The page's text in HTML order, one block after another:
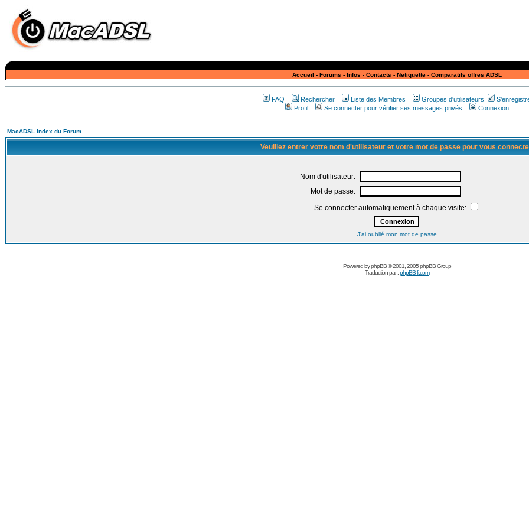
Accueil - Forums - Infos - Contacts - Netiquette- Comparatifs offres ADSL
FAQ Rechercher Liste des Membres Groupes d'utilisateurs
Profil
Se connecter pour vérifier ses messages privés Connexion
MacADSL Index du Forum
Veuillez entrer votre nom d'utilisateur et votre mot de passe pour vous
Nom d'utilisateur:
Mot de passe:
Se connecter automatiquement à chaque visite:
J'ai oublié mon mot de passe
Powered byphpBB© 2001, 2005 phpBB Group
Traduction par :phpBB-fr.com